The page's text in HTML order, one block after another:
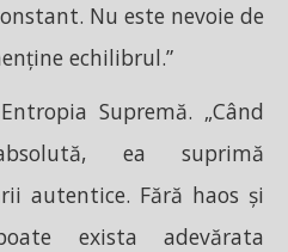
Nu este nevoie de
echilibrul.”
Supremă. „Când
ea suprimă
autentice. Fără haos și
exista adevărata